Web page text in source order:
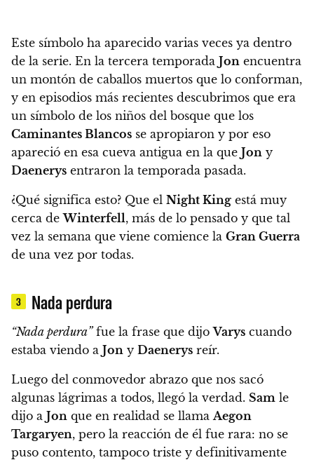
Este símbolo ha aparecido varias veces ya dentro
de la serie. En la tercera temporada Jon encuentra
un montón de caballos muertos que lo conforman,
y en episodios más recientes descubrimos que era
un símbolo de los niños del bosque que los
Caminantes Blancos se apropiaron y por eso
apareció en esa cueva antigua en la que Jon y
Daenerys entraron la temporada pasada.
¿Qué significa esto? Que el Night King está muy
cerca deWinterfell, más de lo pensado y que tal
vez la semana que viene comience la Gran Guerra
de una vez por todas.
3 Nada perdura
“Nada perdura”fue la frase que dijoVarys cuando
estaba viendo a Jon y Daenerys reír.
Luego del conmovedor abrazo que nos sacó
algunas lágrimas a todos, llegó la verdad. Sam le
dijo a Jon que en realidad se llama Aegon
Targaryen, pero la reacción de él fue rara: no se
puso contento, tampoco triste y definitivamente